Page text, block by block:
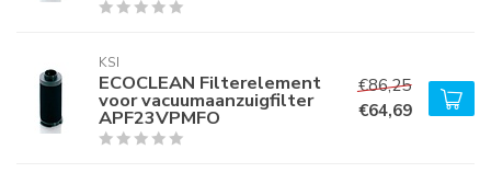
KSI
ECOCLEAN Filterelement
voor vacuumaanzuigfilter
APF23VPMFO
€86,25
€64,69